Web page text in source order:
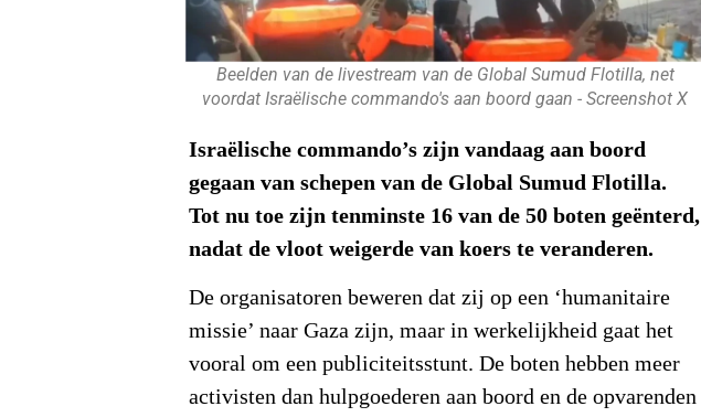
Beelden van de livestream van de Global Sumud Flotilla, net
voordat Israëlische commando's aan boord gaan - Screenshot X
Israëlische commando’s zijn vandaag aan boord
gegaan van schepen van de Global Sumud Flotilla.
Tot nu toe zijn tenminste 16 van de 50 boten geënterd,
nadat de vloot weigerde van koers te veranderen.
De organisatoren beweren dat zij op een ‘humanitaire
missie’ naar Gaza zijn, maar in werkelijkheid gaat het
vooral om een publiciteitsstunt. De boten hebben meer
activisten dan hulpgoederen aan boord en de opvarenden